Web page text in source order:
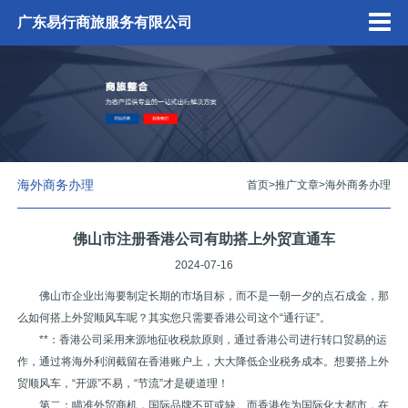
广东易行商旅服务有限公司
海外商务办理 首页>推广文章>海外商务办理
佛山市注册香港公司有助搭上外贸直通车
2024-07-16
佛山市企业出海要制定长期的市场目标，而不是一朝一夕的点石成金，那
么如何搭上外贸顺风车呢？其实您只需要香港公司这个“通行证”。
**：香港公司采用来源地征收税款原则，通过香港公司进行转口贸易的运
作，通过将海外利润截留在香港账户上，大大降低企业税务成本。想要搭上外
贸顺风车，“开源”不易，“节流”才是硬道理！